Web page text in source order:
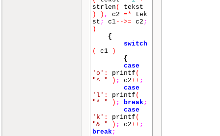
strlen (
tekst
)
) , c2 =*
tek
st ; c1-->= c2 ;
)
{
switch
(
c1
)
{
case
'o' : printf (
"^ "
) ; c2++ ;
case
'l' : printf (
"* "
) ; break;
case
'k' : printf (
"& "
) ; c2++ ;
break;